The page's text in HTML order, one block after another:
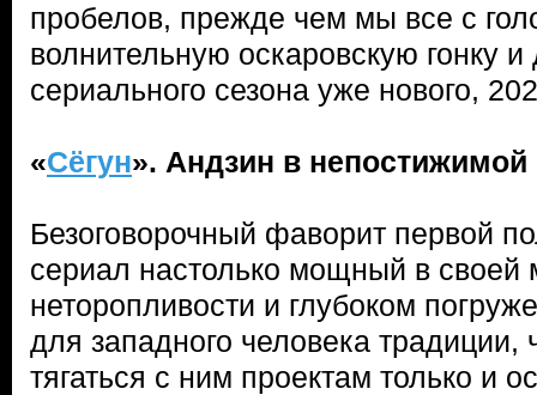
пробелов, прежде чем мы все с
волнительную оскаровскую гонку
сериального сезона уже нового,
«Сёгун». Андзин в непостижимой
Безоговорочный фаворит первой
сериал настолько мощный в своей
неторопливости и глубоком
для западного человека традиции,
тягаться с ним проектам только и